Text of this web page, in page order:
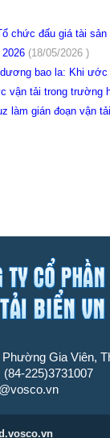
chức đấu giá tài sản
(18/05/2026 )
bao la: Khi
vận tải trong trường
làm gián đoạn vận
Gia Viên,
(84-225)3731007